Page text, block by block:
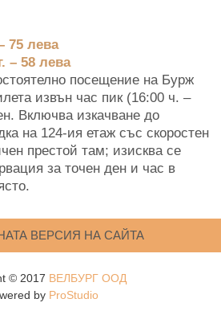
75 лева
– 58 лева
посещение на Бурж
извън час пик (16:00 ч. –
Включва изкачване до
на 124-ия етаж със скоростен
престой там; изисква се
за точен ден и час в
ВЕРСИЯ НА САЙТА
© 2017 ВЕЛБУРГ ООД
by ProStudio